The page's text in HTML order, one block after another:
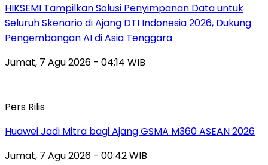
HIKSEMI Tampilkan Solusi Penyimpanan Data untuk
Seluruh Skenario di Ajang DTI Indonesia 2026, Dukung
Pengembangan AI di Asia Tenggara
Jumat, 7 Agu 2026 - 04:14 WIB
Pers Rilis
Huawei Jadi Mitra bagi Ajang GSMA M360 ASEAN 2026
Jumat, 7 Agu 2026 - 00:42 WIB